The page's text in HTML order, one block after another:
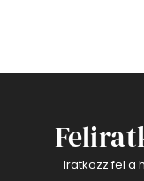
Iratkozz fel a